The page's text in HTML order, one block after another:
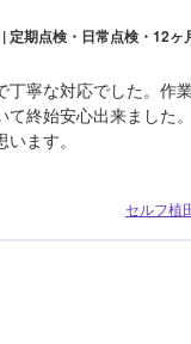
定期点検・日常点検・12ヶ
丁寧な対応でした。作
て終始安心出来ました
ます。
セルフ植